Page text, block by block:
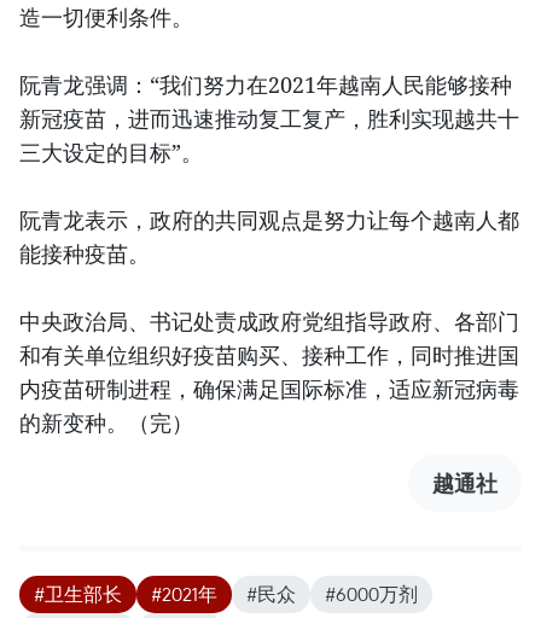
造一切便利条件。
阮青龙强调：“我们努力在2021年越南人民能够接种
新冠疫苗，进而迅速推动复工复产，胜利实现越共十
三大设定的目标”。
阮青龙表示，政府的共同观点是努力让每个越南人都
能接种疫苗。
中央政治局、书记处责成政府党组指导政府、各部门
和有关单位组织好疫苗购买、接种工作，同时推进国
内疫苗研制进程，确保满足国际标准，适应新冠病毒
的新变种。（完）
越通社
#卫生部长 #2021年 #民众
#6000万剂